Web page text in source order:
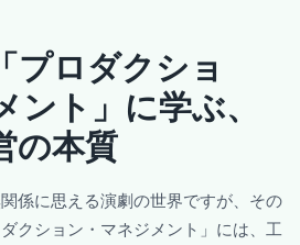
プロダクショ
ント」に学ぶ、
の本質
係に思える演劇の世界ですが、その
クション・マネジメント」には、工